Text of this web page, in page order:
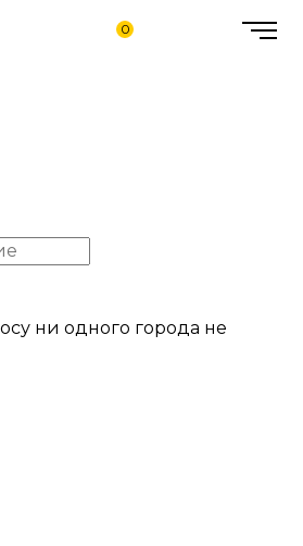
0
ни одного города не